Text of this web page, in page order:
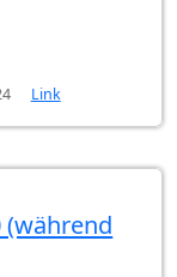
Link
überprüft)
(während